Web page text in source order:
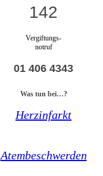
142
Vergiftungs-
notruf
01 406 4343
Was tun bei…?
Herzinfarkt
Atembeschwerden